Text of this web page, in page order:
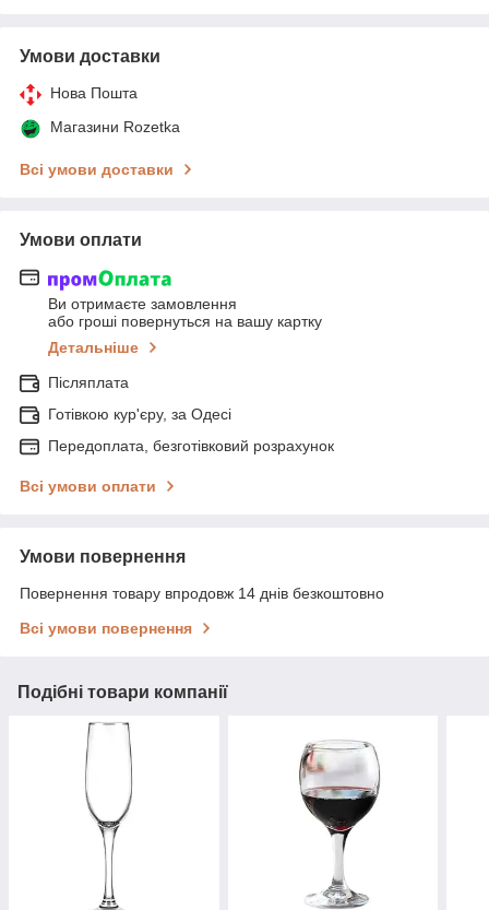
Умови доставки
Нова Пошта
Магазини Rozetka
Всі умови доставки
Умови оплати
Ви отримаєте замовлення
або гроші повернуться на вашу картку
Детальніше
Післяплата
Готівкою кур'єру, за Одесі
Передоплата, безготівковий розрахунок
Всі умови оплати
Умови повернення
Повернення товару впродовж 14 днів безкоштовно
Всі умови повернення
Подібні товари компанії